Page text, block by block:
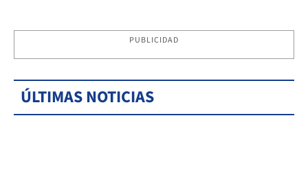
PUBLICIDAD
ÚLTIMAS NOTICIAS